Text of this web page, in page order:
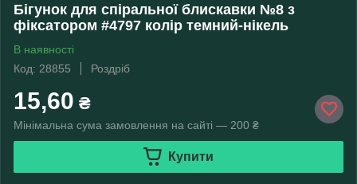
Бігунок для спіральної блискавки №8 з
фіксатором #4797 колір темний-нікель
В наявності
Код: 28855
Роздріб
15,60 ₴
Мінімальна сума замовлення на сайті — 200 ₴
Купити